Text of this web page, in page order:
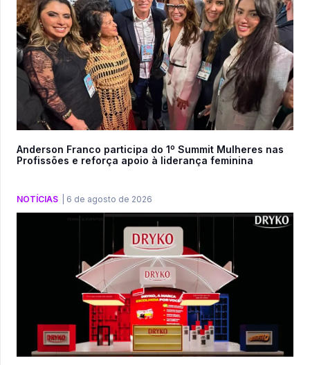
Anderson Franco participa do 1º Summit Mulheres nas
Profissões e reforça apoio à liderança feminina
NOTÍCIAS 6 de agosto de 2026